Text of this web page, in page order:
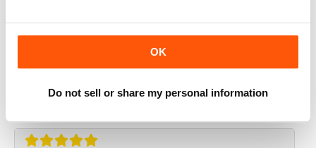
OK
Do not sell or share my personal information
HIGHLY RECOMMENDED